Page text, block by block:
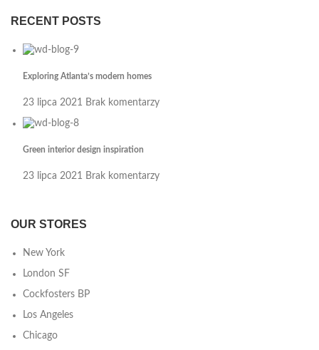
RECENT POSTS
Exploring Atlanta’s modern homes
23 lipca 2021 Brak komentarzy
Green interior design inspiration
23 lipca 2021 Brak komentarzy
OUR STORES
New York
London SF
Cockfosters BP
Los Angeles
Chicago